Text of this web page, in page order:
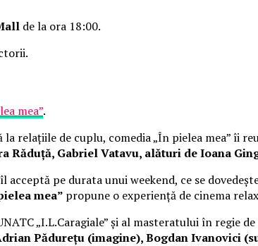
de la ora 18:00.
mea”.
relațiile de cuplu, comedia „În pielea mea” îi
Răduță, Gabriel Vatavu, alături de Ioana
pe durata unui weekend, ce se
mea” propune o experiență de cinema
„I.L.Caragiale” și al masteratului în regie
Pădurețu (imagine), Bogdan Ivanovici